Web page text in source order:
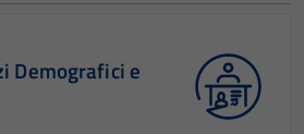
Demografici e